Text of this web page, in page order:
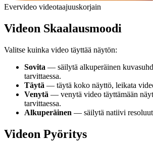
Evervideo videotaajuuskorjain
Videon Skaalausmoodi
Valitse kuinka video täyttää näytön:
Sovita — säilytä alkuperäinen
tarvittaessa.
Täytä — täytä koko näyttö, leikata
Venytä — venytä video täyttämään
tarvittaessa.
Alkuperäinen — säilytä natiivi
Videon Pyöritys